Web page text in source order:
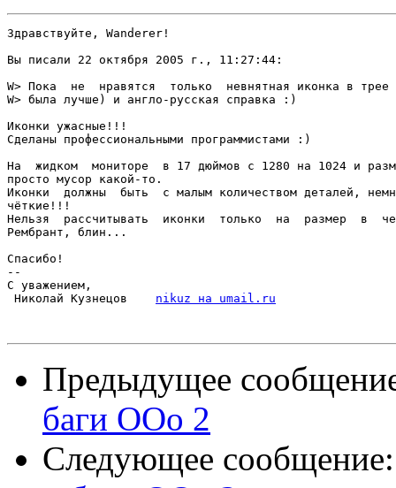
Здравствуйте, Wanderer!
Вы писали 22 октября 2005 г., 11:27:44:
W> Пока  не  нравятся  только  невнятная иконка в трее
W> была лучше) и англо-русская справка :)
Иконки ужасные!!!
Сделаны профессиональными программистами :)
На  жидком  мониторе  в 17 дюймов с 1280 на 1024 и
просто мусор какой-то.
Иконки  должны  быть  с малым количеством деталей,
чёткие!!!
Нельзя  рассчитывать  иконки  только  на  размер  в
Рембрант, блин...
Спасибо!
--
С уважением,
Николай Кузнецов nikuz на umail.ru
Предыдущее
баги ООо 2
Следующее